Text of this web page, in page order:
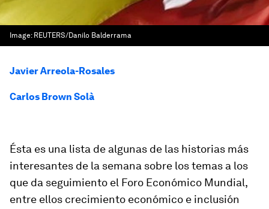
Image: REUTERS/Danilo Balderrama
Javier Arreola-Rosales
Carlos Brown Solà
Ésta es una lista de algunas de las historias más
interesantes de la semana sobre los temas a los
que da seguimiento el Foro Económico Mundial,
entre ellos crecimiento económico e inclusión